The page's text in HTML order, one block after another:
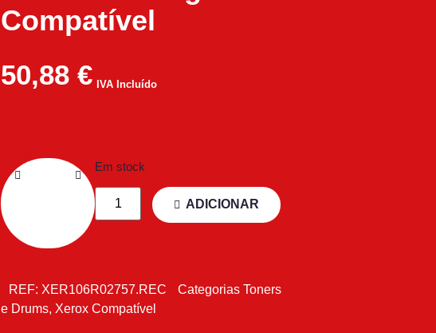
Compatível
50,88 € IVA Incluído
Em stock
ADICIONAR
REF: XER106R02757.REC Categorias Toners
e Drums, Xerox Compatível